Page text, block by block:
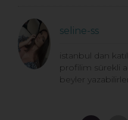
seline-ss
istanbul dan
profilim sürekli
beyler yazabilirler